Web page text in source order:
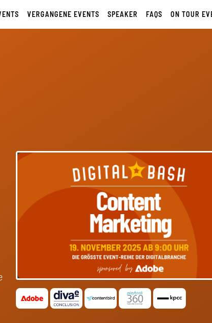
VERGANGENE EVENTS SPEAKER FAQS ON TOUR